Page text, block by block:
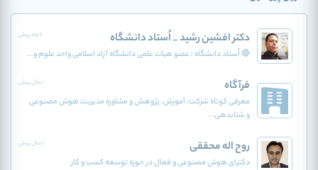
دکتر افشین رشید _ اُستاد دانشگاه 9 ماه پیش
🔴 اُستاد دانشگاه ؛ عضو هیات علمی دانشگاه آزاد اسلامی واحد علوم و...
فرآگاه 1 سال پیش
معرفی کوتاه شرکت: آموزش، پژوهش و مشاوره مدیریت هوش مصنوعی
و شتابدهی...
روح اله محققی 1 سال پیش
دکترای هوش مصنوعی و فعال در حوزه توسعه کسب و کار